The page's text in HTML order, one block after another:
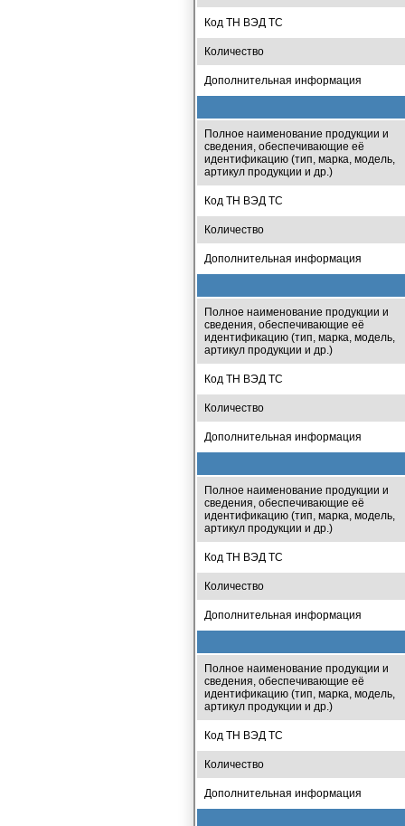
Код ТН ВЭД ТС
Количество
Дополнительная информация
Полное наименование продукции и
сведения, обеспечивающие её
идентификацию (тип, марка, модель,
артикул продукции и др.)
Код ТН ВЭД ТС
Количество
Дополнительная информация
Полное наименование продукции и
сведения, обеспечивающие её
идентификацию (тип, марка, модель,
артикул продукции и др.)
Код ТН ВЭД ТС
Количество
Дополнительная информация
Полное наименование продукции и
сведения, обеспечивающие её
идентификацию (тип, марка, модель,
артикул продукции и др.)
Код ТН ВЭД ТС
Количество
Дополнительная информация
Полное наименование продукции и
сведения, обеспечивающие её
идентификацию (тип, марка, модель,
артикул продукции и др.)
Код ТН ВЭД ТС
Количество
Дополнительная информация